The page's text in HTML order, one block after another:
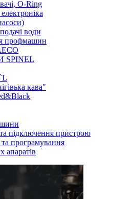
O-Ring
води
профмашин
кава"
підключення пристрою
програмування
апаратів